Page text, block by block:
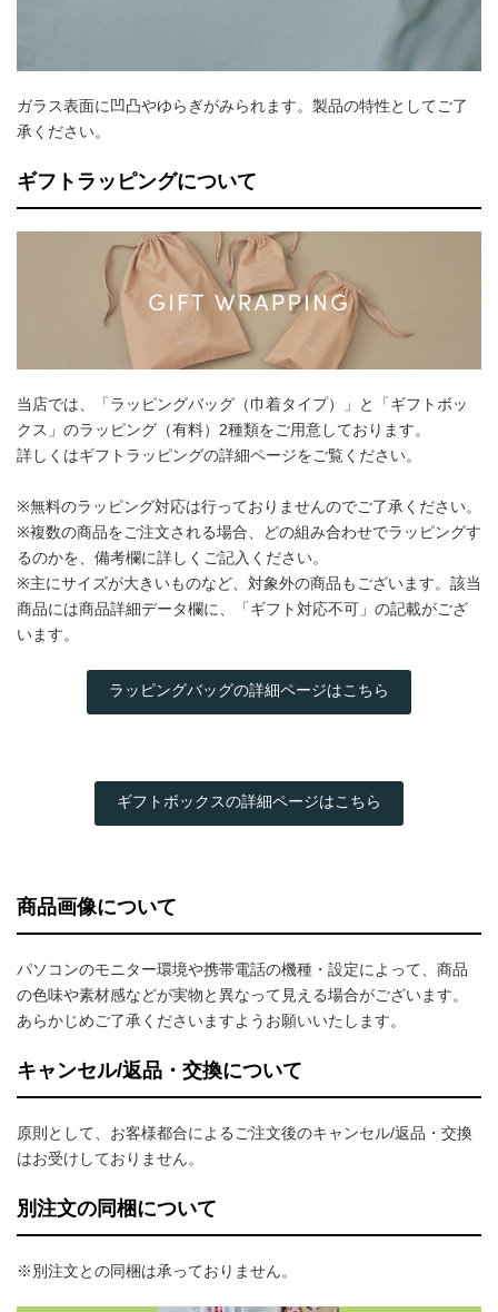
ガラス表面に凹凸やゆらぎがみられます。製品の特性としてご了
承ください。
ギフトラッピングについて
当店では、「ラッピングバッグ（巾着タイプ）」と「ギフトボッ
クス」のラッピング（有料）2種類をご用意しております。
詳しくはギフトラッピングの詳細ページをご覧ください。
※無料のラッピング対応は行っておりませんのでご了承ください。
※複数の商品をご注文される場合、どの組み合わせでラッピングす
るのかを、備考欄に詳しくご記入ください。
※主にサイズが大きいものなど、対象外の商品もございます。該当
商品には商品詳細データ欄に、「ギフト対応不可」の記載がござ
います。
ラッピングバッグの詳細ページはこちら
ギフトボックスの詳細ページはこちら
商品画像について
パソコンのモニター環境や携帯電話の機種・設定によって、商品
の色味や素材感などが実物と異なって見える場合がございます。
あらかじめご了承くださいますようお願いいたします。
キャンセル/返品・交換について
原則として、お客様都合によるご注文後のキャンセル/返品・交換
はお受けしておりません。
別注文の同梱について
※別注文との同梱は承っておりません。